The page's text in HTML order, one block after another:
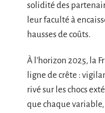
solidité des
leur faculté à
hausses de coûts.
À l’horizon 2025, la
ligne de crête :
rivé sur les chocs
que chaque